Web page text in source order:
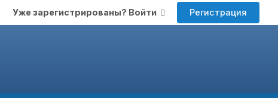
Уже зарегистрированы? Войти Регистрация